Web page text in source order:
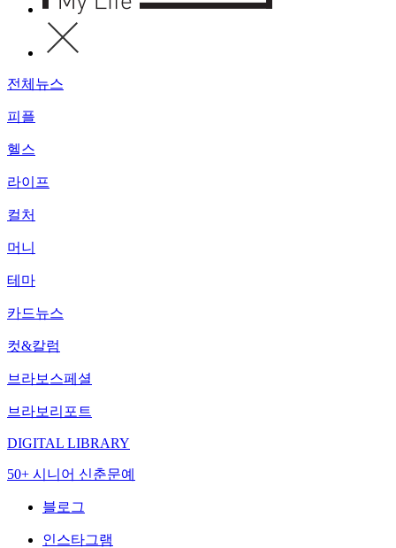
전체뉴스
피플
헬스
라이프
컬처
머니
테마
카드뉴스
컷&칼럼
브라보스페셜
브라보리포트
DIGITAL LIBRARY
50+ 시니어 신춘문예
블로그
인스타그램